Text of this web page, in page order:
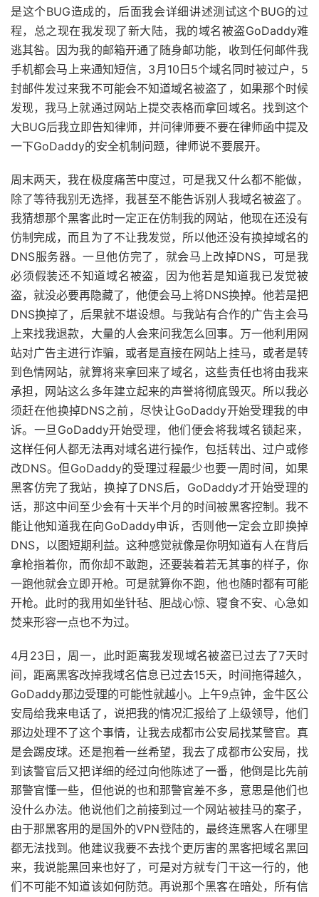
是这个BUG造成的，后面我会详细讲述测试这个BUG的过
程，总之现在我发现了新大陆，我的域名被盗GoDaddy难
逃其咎。因为我的邮箱开通了随身邮功能，收到任何邮件我
手机都会马上来通知短信，3月10日5个域名同时被过户，5
封邮件发过来我不可能会不知道域名被盗了，如果那个时候
发现，我马上就通过网站上提交表格而拿回域名。找到这个
大BUG后我立即告知律师，并问律师要不要在律师函中提及
一下GoDaddy的安全机制问题，律师说不要展开。
周末两天，我在极度痛苦中度过，可是我又什么都不能做，
除了等待我别无选择，我甚至不能告诉别人我域名被盗了。
我猜想那个黑客此时一定正在仿制我的网站，他现在还没有
仿制完成，而且为了不让我发觉，所以他还没有换掉域名的
DNS服务器。一旦他仿完了，就会马上改掉DNS，可是我
必须假装还不知道域名被盗，因为他若是知道我已发觉被
盗，就没必要再隐藏了，他便会马上将DNS换掉。他若是把
DNS换掉了，后果就不堪设想。与我站有合作的广告主会马
上来找我退款，大量的人会来问我怎么回事。万一他利用网
站对广告主进行诈骗，或者是直接在网站上挂马，或者是转
到色情网站，就算将来拿回来了域名，这些责任也将由我来
承担，网站这么多年建立起来的声誉将彻底毁灭。所以我必
须赶在他换掉DNS之前，尽快让GoDaddy开始受理我的申
诉。一旦GoDaddy开始受理，他们便会将我域名锁起来，
这样任何人都无法再对域名进行操作，包括转出、过户或修
改DNS。但GoDaddy的受理过程最少也要一周时间，如果
黑客仿完了我站，换掉了DNS后，GoDaddy才开始受理的
话，那这中间至少会有十天半个月的时间被黑客控制。我不
能让他知道我在向GoDaddy申诉，否则他一定会立即换掉
DNS，以图短期利益。这种感觉就像是你明知道有人在背后
拿枪指着你，而你却不敢跑，还要装着若无其事的样子，你
一跑他就会立即开枪。可是就算你不跑，他也随时都有可能
开枪。此时的我用如坐针毡、胆战心惊、寝食不安、心急如
焚来形容一点也不为过。
4月23日，周一，此时距离我发现域名被盗已过去了7天时
间，距离黑客改掉我域名信息已过去15天，时间拖得越久，
GoDaddy那边受理的可能性就越小。上午9点钟，金牛区公
安局给我来电话了，说把我的情况汇报给了上级领导，他们
那边处理不了这个事情，让我去成都市公安局找某警官。真
是会踢皮球。还是抱着一丝希望，我去了成都市公安局，找
到该警官后又把详细的经过向他陈述了一番，他倒是比先前
那警官懂一些，但他说的也和那警官差不多，意思是他们也
没什么办法。他说他们之前接到过一个网站被挂马的案子，
由于那黑客用的是国外的VPN登陆的，最终连黑客人在哪里
都无法找到。他建议我要不去找个更厉害的黑客把域名黑回
来，我说能黑回来也好了，可是对方就专门干这一行的，他
们不可能不知道该如何防范。再说那个黑客在暗处，所有信